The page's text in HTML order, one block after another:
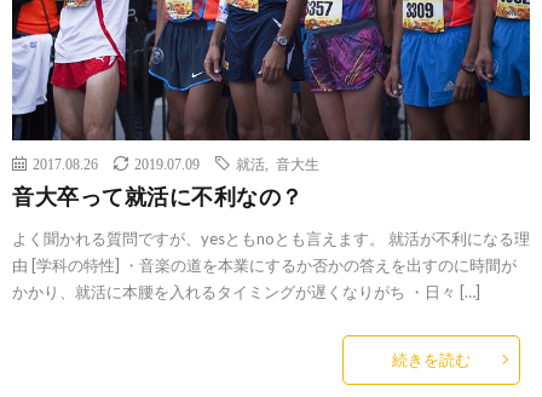
2017.08.26 2019.07.09 就活 音大生
音大卒って就活に不利なの？
よく聞かれる質問ですが、yesともnoとも言えます。 就活が不利になる理
由 [学科の特性] ・音楽の道を本業にするか否かの答えを出すのに時間が
かかり、就活に本腰を入れるタイミングが遅くなりがち ・日々 […]
続きを読む